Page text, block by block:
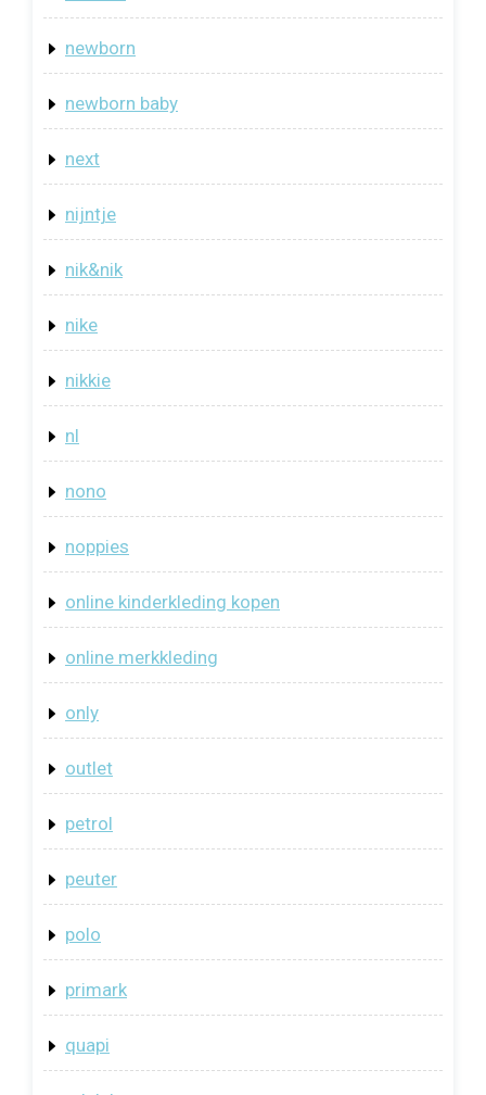
newborn
newborn baby
next
nijntje
nik&nik
nike
nikkie
nl
nono
noppies
online kinderkleding kopen
online merkkleding
only
outlet
petrol
peuter
polo
primark
quapi